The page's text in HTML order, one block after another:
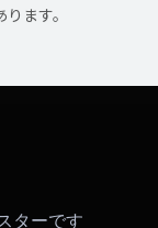
ます。
ターです